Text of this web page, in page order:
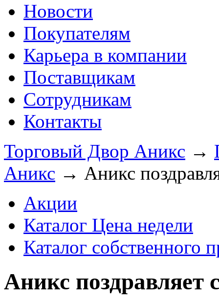
Новости
Покупателям
Карьера в компании
Поставщикам
Сотрудникам
Контакты
Торговый Двор Аникс →
Аникс → Аникс
Акции
Каталог Цена недели
Каталог собственного
Аникс поздравляет